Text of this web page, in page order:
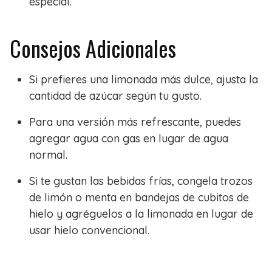
Consejos Adicionales
Si prefieres una limonada más dulce, ajusta la
cantidad de azúcar según tu gusto.
Para una versión más refrescante, puedes
agregar agua con gas en lugar de agua
normal.
Si te gustan las bebidas frías, congela trozos
de limón o menta en bandejas de cubitos de
hielo y agréguelos a la limonada en lugar de
usar hielo convencional.